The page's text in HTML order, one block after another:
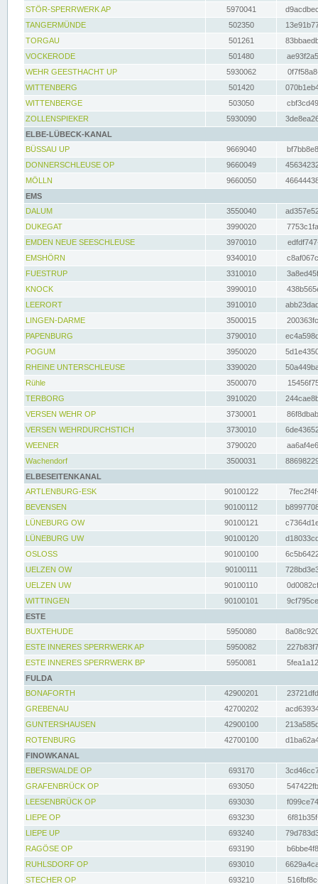
STÖR-SPERRWERK AP 5970041
TANGERMÜNDE
502350
TORGAU
501261
VOCKERODE
501480
WEHR GEESTHACHT UP
5930062
WITTENBERG
501420
WITTENBERGE
503050
ZOLLENSPIEKER
5930090
ELBE-LÜBECK-KANAL
BÜSSAU UP
9669040
DONNERSCHLEUSE OP
9660049
MÖLLN
9660050
EMS
DALUM
3550040
DUKEGAT
3990020
EMDEN NEUE SEESCHLEUSE
3970010
EMSHÖRN
9340010
FUESTRUP
3310010
KNOCK
3990010
LEERORT
3910010
LINGEN-DARME
3500015
PAPENBURG
3790010
POGUM
3950020
RHEINE UNTERSCHLEUSE
3390020
Rühle
3500070
TERBORG
3910020
VERSEN WEHR OP
3730001
VERSEN WEHRDURCHSTICH
3730010
WEENER
3790020
Wachendorf
3500031
ELBESEITENKANAL
ARTLENBURG-ESK
90100122
BEVENSEN
90100112
LÜNEBURG OW
90100121
LÜNEBURG UW
90100120
OSLOSS
90100100
UELZEN OW
90100111
UELZEN UW
90100110
WITTINGEN
90100101
ESTE
BUXTEHUDE
5950080
ESTE INNERES SPERRWERK AP
5950082
ESTE INNERES SPERRWERK BP
5950081
FULDA
BONAFORTH
42900201
GREBENAU
42700202
GUNTERSHAUSEN
42900100
ROTENBURG
42700100
FINOWKANAL
EBERSWALDE OP
693170
GRAFENBRÜCK OP
693050
LEESENBRÜCK OP
693030
LIEPE OP
693230
LIEPE UP
693240
RAGÖSE OP
693190
RUHLSDORF OP
693010
STECHER OP
693210